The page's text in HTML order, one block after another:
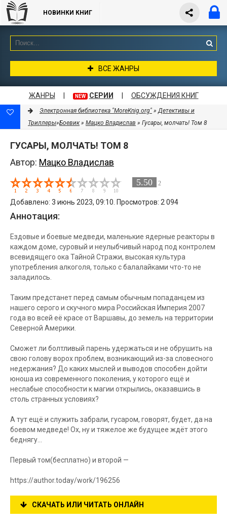
НОВИНКИ КНИГ
ВСЕ ЖАНРЫ
ЖАНРЫ NEW СЕРИИ ОБСУЖДЕНИЯ КНИГ
Электронная библиотека "MoreKnig.org" »Детективы и
Триллеры»Боевик» Мацко Владислав » Гусары, молчать! Том 8
ГУСАРЫ, МОЛЧАТЬ! ТОМ 8
Автор: Мацко Владислав
5.50 2
Добавлено: 3 июнь 2023, 09:10. Просмотров: 2 094
Аннотация:
Ездовые и боевые медведи, маленькие ядерные реакторы в
каждом доме, суровый и неулыбчивый народ под контролем
всевидящего ока Тайной Стражи, высокая культура
употребления алкоголя, только с балалайками что-то не
заладилось.
Таким предстанет перед самым обычным попаданцем из
нашего серого и скучного мира Российская Империя 2007
года во всей её красе от Варшавы, до земель на территории
Северной Америки.
Сможет ли болтливый парень удержаться и не обрушить на
свою голову ворох проблем, возникающий из-за словесного
недержания? До каких мыслей и выводов способен дойти
юноша из современного поколения, у которого ещё и
неслабые способности к магии открылись, оказавшись в
столь странных условиях?
А тут ещё и служить забрали, гусаром, говорят, будет, да на
боевом медведе! Ох, ну и тяжелое же будущее ждёт этого
беднягу…
Первый том(бесплатно) и второй —
https://author.today/work/196256
СКАЧАТЬ ИЛИ ЧИТАТЬ ОНЛАЙН